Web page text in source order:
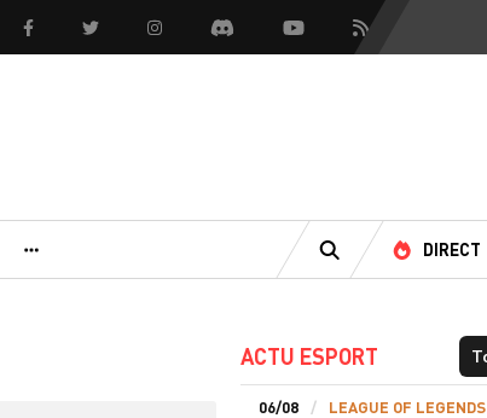
FacebookTwitter InstagramDiscord YoutubeFlux RSS
RECHERCHE
DIRECT
ACTU ESPORT
06/08 LEAGUE OF LEGENDS